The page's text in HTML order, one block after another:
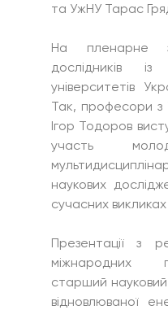
та УжНУ Тарас
На пленарне
дослідників
університетів
Так, професори
Ігор Тодоров
участь
наукових
сучасних
Презентації з
міжнародних
старший науковий
відновлюваної